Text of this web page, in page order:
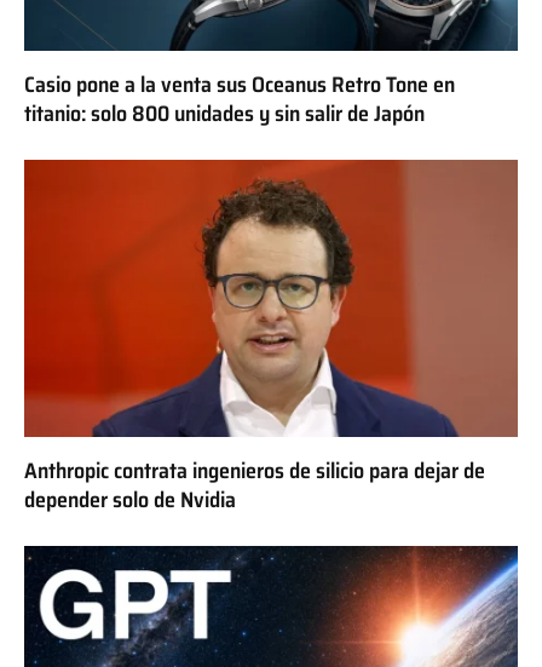
Casio pone a la venta sus Oceanus Retro Tone en
titanio: solo 800 unidades y sin salir de Japón
Anthropic contrata ingenieros de silicio para dejar de
depender solo de Nvidia